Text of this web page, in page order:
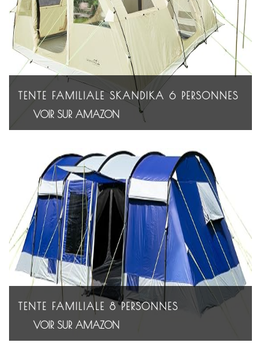
TENTE FAMILIALE SKANDIKA 6 PERSONNES
VOIR SUR AMAZON
TENTE FAMILIALE 8 PERSONNES
VOIR SUR AMAZON